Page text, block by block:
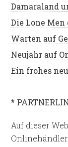
Damaraland
Die Lone
Warten auf
Neujahr auf
Ein frohes
*
Auf dieser
Onlinehändler